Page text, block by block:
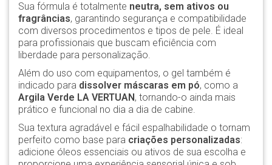
Sua fórmula é totalmente neutra, sem ativos ou
fragrâncias, garantindo segurança e compatibilidade
com diversos procedimentos e tipos de pele. É ideal
para profissionais que buscam eficiência com
liberdade para personalização.
Além do uso com equipamentos, o gel também é
indicado para dissolver máscaras em pó, como a
Argila Verde LA VERTUAN, tornando-o ainda mais
prático e funcional no dia a dia de cabine.
Sua textura agradável e fácil espalhabilidade o tornam
perfeito como base para criações personalizadas:
adicione óleos essenciais ou ativos de sua escolha e